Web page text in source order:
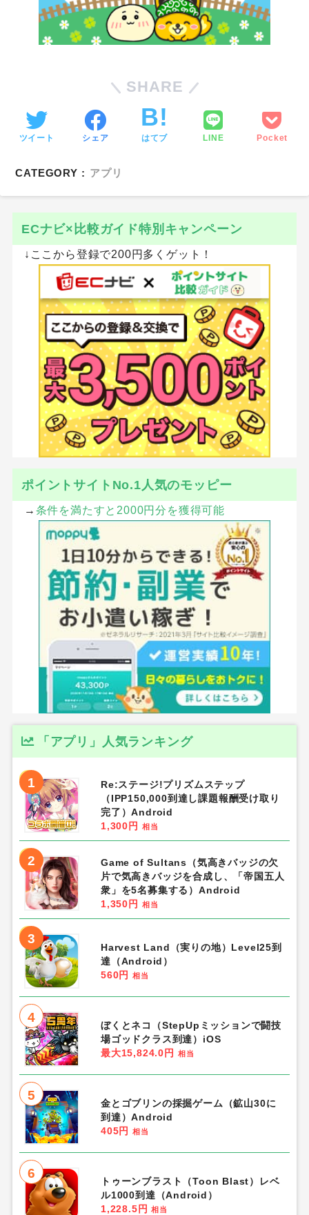
SHARE
ツイート シェア はてブ LINE Pocket
CATEGORY : アプリ
ECナビ×比較ガイド特別キャンペーン
↓ここから登録で200円多くゲット！
ポイントサイトNo.1人気のモッピー
→ 条件を満たすと2000円分を獲得可能
「アプリ」人気ランキング
1
Re:ステージ!プリズムステップ
（IPP150,000到達し課題報酬受け取り
完了）Android
1,300円
相当
2
Game of Sultans（気高きバッジの欠
片で気高きバッジを合成し、「帝国五人
衆」を5名募集する）Android
1,350円
相当
3
Harvest Land（実りの地）Level25到
達（Android）
560円
相当
4
ぼくとネコ（StepUpミッションで闘技
場ゴッドクラス到達）iOS
最大15,824.0円
相当
5
金とゴブリンの採掘ゲーム（鉱山30に
到達）Android
405円
相当
6
トゥーンブラスト（Toon Blast）レベ
ル1000到達（Android）
1,228.5円
相当